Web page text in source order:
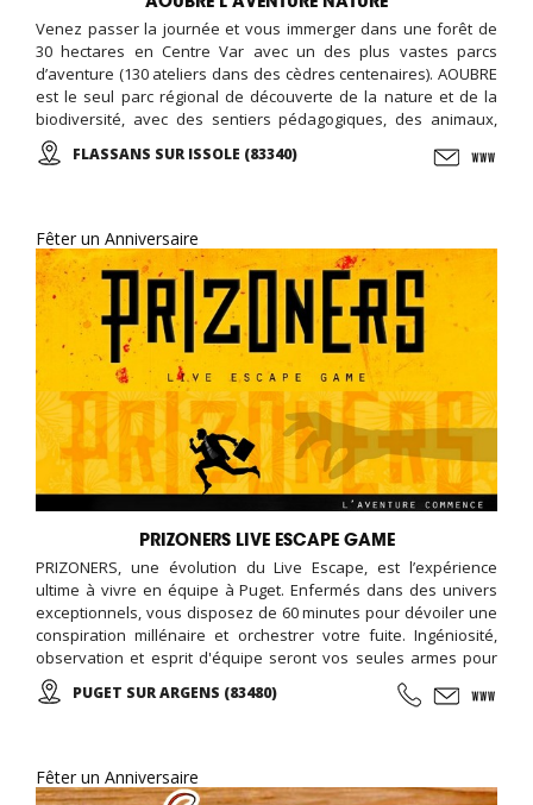
Venez passer la journée et vous immerger dans une forêt de
30 hectares en Centre Var avec un des plus vastes parcs
d’aventure (130 ateliers dans des cèdres centenaires). AOUBRE
est le seul parc régional de découverte de la nature et de la
biodiversité, avec des sentiers pédagogiques, des animaux,
une ferme pédagogique, et des activités ludiques et éducative,
le jardin des papillons, ...
FLASSANS SUR ISSOLE (83340)
Fêter un Anniversaire
PRIZONERS LIVE ESCAPE GAME
PRIZONERS, une évolution du Live Escape, est l’expérience
ultime à vivre en équipe à Puget. Enfermés dans des univers
exceptionnels, vous disposez de 60 minutes pour dévoiler une
conspiration millénaire et orchestrer votre fuite. Ingéniosité,
observation et esprit d'équipe seront vos seules armes pour
triompher ! Des décors exceptionnels créés par des
professionnels du cinéma!
PUGET SUR ARGENS (83480)
Fêter un Anniversaire